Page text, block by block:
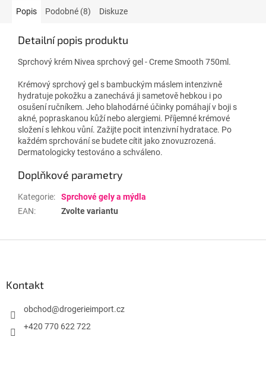
Popis Podobné (8) Diskuze
Detailní popis produktu
Sprchový krém Nivea sprchový gel - Creme Smooth 750ml.
Krémový sprchový gel s bambuckým máslem intenzivně
hydratuje pokožku a zanechává ji sametově hebkou i po
osušení ručníkem. Jeho blahodárné účinky pomáhají v boji s
akné, popraskanou kůží nebo alergiemi. Příjemné krémové
složení s lehkou vůní. Zažijte pocit intenzivní hydratace. Po
každém sprchování se budete cítit jako znovuzrozená.
Dermatologicky testováno a schváleno.
Doplňkové parametry
Kategorie:
Sprchové gely a mýdla
EAN: Zvolte variantu
Kontakt
obchod@drogerieimport.cz
+420 770 622 722